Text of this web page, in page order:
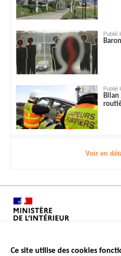
Publié
Publié
Voir en
Ce site utilise des cookies